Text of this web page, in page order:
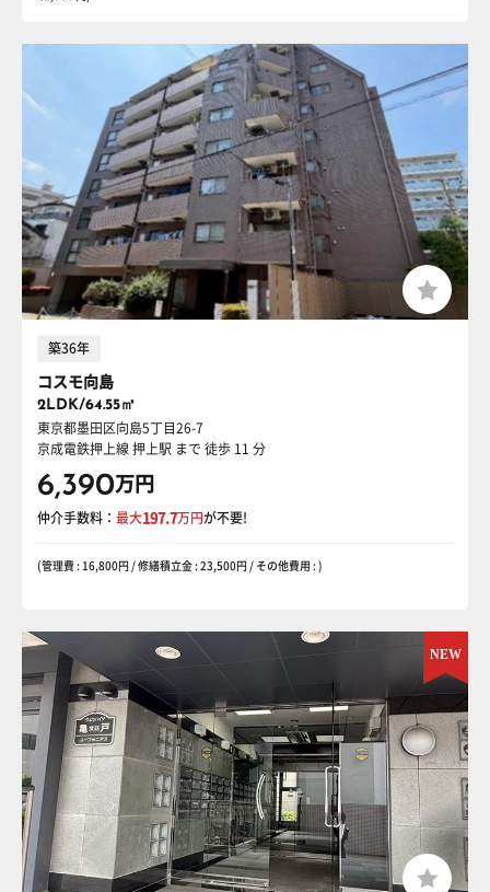
築36年
コスモ向島
2LDK/64.55㎡
東京都墨田区向島5丁目26-7
京成電鉄押上線 押上駅 まで 徒歩 11 分
6,390万円
仲介手数料： 最大197.7万円が不要!
(管理費 : 16,800円 / 修繕積立金 : 23,500円 / その他費用 : )